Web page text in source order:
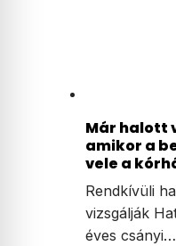
Már halott
amikor a
vele a
Rendkívüli
vizsgálják
éves csányi…